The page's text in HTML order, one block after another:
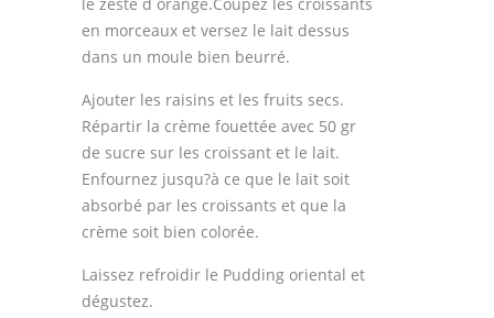
en morceaux et versez le lait dessus
dans un moule bien beurré.
Ajouter les raisins et les fruits secs.
Répartir la crème fouettée avec 50 gr
de sucre sur les croissant et le lait.
Enfournez jusqu?à ce que le lait soit
absorbé par les croissants et que la
crème soit bien colorée.
Laissez refroidir le Pudding oriental et
dégustez.